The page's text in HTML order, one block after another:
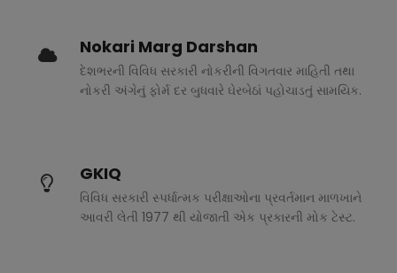
Nokari Marg Darshan
દેશભરની વિવિધ સરકારી નોકરીની વિગતવાર માહિતી તથા
નોકરી અંગેનું ફોર્મ દર બુધવારે ઘેરબેઠાં પહોચાડતું સામયિક.
GKIQ
વિવિધ સરકારી સ્પર્ધાત્મક પરીક્ષાઓના પ્રવર્તમાન માળખાને
આવરી લેતી 1977 થી યોજાતી એક પ્રકારની મોક ટેસ્ટ.